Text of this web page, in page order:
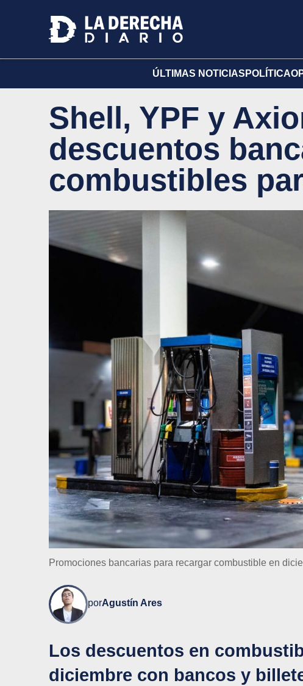
ÚLTIMAS NOTICIAS POLÍTICA
Shell, YPF y
descuentos
combustibles
Promociones bancarias para recargar combustible en
porAgustín Ares
Los descuentos en
diciembre con bancos y